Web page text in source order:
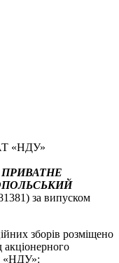
«НДУ»
ПРИВАТНЕ
за випуском
зборів розміщено
акціонерного
«НДУ»: